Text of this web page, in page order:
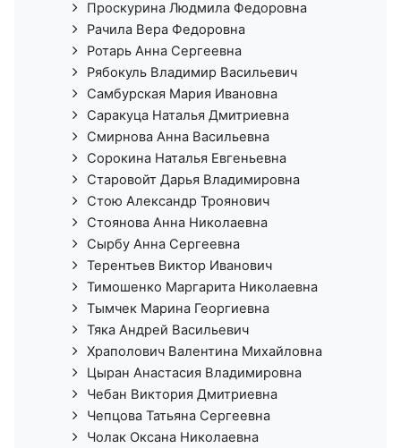
Проскурина Людмила Федоровна
Рачила Вера Федоровна
Ротарь Анна Сергеевна
Рябокуль Владимир Васильевич
Самбурская Мария Ивановна
Саракуца Наталья Дмитриевна
Смирнова Анна Васильевна
Сорокина Наталья Евгеньевна
Старовойт Дарья Владимировна
Стою Александр Троянович
Стоянова Анна Николаевна
Сырбу Анна Сергеевна
Терентьев Виктор Иванович
Тимошенко Маргарита Николаевна
Тымчек Марина Георгиевна
Тяка Андрей Васильевич
Храполович Валентина Михайловна
Цыран Анастасия Владимировна
Чебан Виктория Дмитриевна
Чепцова Татьяна Сергеевна
Чолак Оксана Николаевна